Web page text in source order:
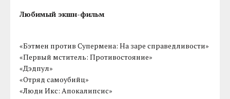
Любимый экшн-фильм
«Бэтмен против Супермена: На заре справедливости»
«Первый мститель: Противостояние»
«Дэдпул»
«Отряд самоубийц»
«Люди Икс: Апокалипсис»